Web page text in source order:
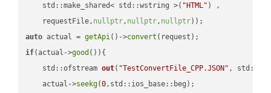
    std::make_shared< std::wstring >(
"HTML" ) ,
    requestFile,
nullptr, nullptr, nullptr))
auto actual = getApi()->convert
if(actual->good ()){
std::ofstream out( "TestConvertFile_CPP.JSON" ,
    actual->
seekg(0,std::ios_base::beg);